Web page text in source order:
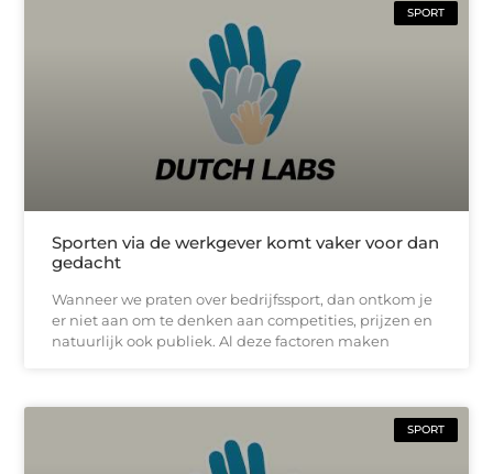
SPORT
Sporten via de werkgever komt vaker voor dan
gedacht
Wanneer we praten over bedrijfssport, dan ontkom je
er niet aan om te denken aan competities, prijzen en
natuurlijk ook publiek. Al deze factoren maken
SPORT